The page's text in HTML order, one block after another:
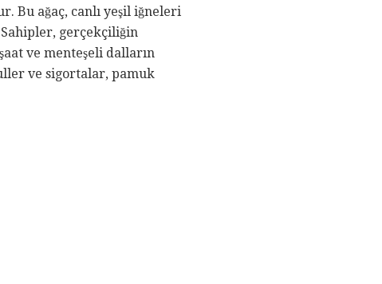
Bu ağaç, canlı yeşil iğneleri
gerçekçiliğin
ve menteşeli dalların
ve sigortalar, pamuk